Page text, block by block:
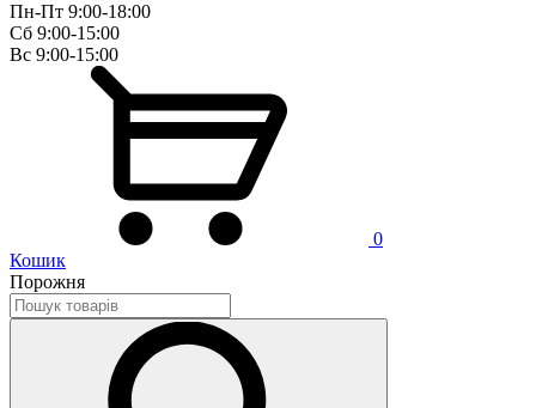
Пн-Пт 9:00-18:00
Сб 9:00-15:00
Вс 9:00-15:00
0
Кошик
Порожня